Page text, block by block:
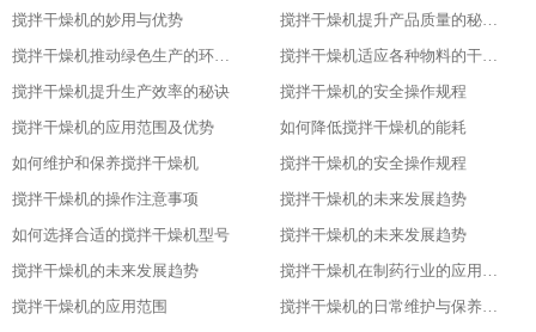
搅拌干燥机的妙用与优势
搅拌干燥机提升产品质量的秘密武器
搅拌干燥机推动绿色生产的环保选择
搅拌干燥机适应各种物料的干燥利器
搅拌干燥机提升生产效率的秘诀
搅拌干燥机的安全操作规程
搅拌干燥机的应用范围及优势
如何降低搅拌干燥机的能耗
如何维护和保养搅拌干燥机
搅拌干燥机的安全操作规程
搅拌干燥机的操作注意事项
搅拌干燥机的未来发展趋势
如何选择合适的搅拌干燥机型号
搅拌干燥机的未来发展趋势
搅拌干燥机的未来发展趋势
搅拌干燥机在制药行业的应用及优势
搅拌干燥机的应用范围
搅拌干燥机的日常维护与保养技巧